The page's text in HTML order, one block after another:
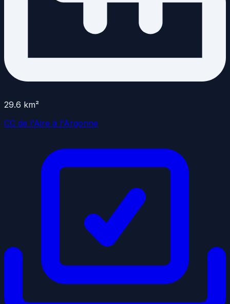
29.6 km²
CC de l'Aire à l'Argonne